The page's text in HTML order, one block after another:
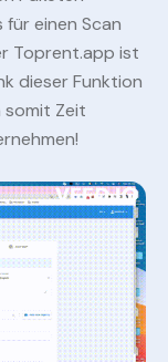
einen Scan
Toprent.app ist
dieser Funktion
somit Zeit